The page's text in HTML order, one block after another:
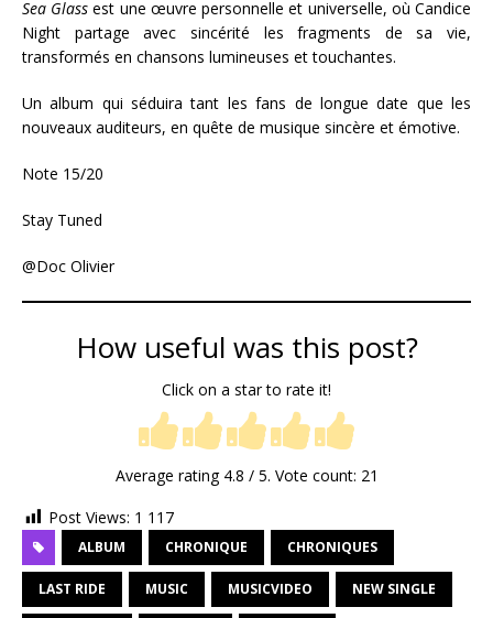
Sea Glass est une œuvre personnelle et universelle, où Candice
Night partage avec sincérité les fragments de sa vie,
transformés en chansons lumineuses et touchantes.
Un album qui séduira tant les fans de longue date que les
nouveaux auditeurs, en quête de musique sincère et émotive.
Note 15/20
Stay Tuned
@Doc Olivier
How useful was this post?
Click on a star to rate it!
Average rating 4.8 / 5. Vote count: 21
Post Views: 1 117
ALBUM CHRONIQUE CHRONIQUES
LAST RIDE MUSIC MUSICVIDEO NEW SINGLE